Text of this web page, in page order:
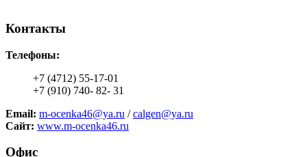
Контакты
Телефоны:
+7 (4712) 55-17-01
+7 (910) 740- 82- 31
Email: m-ocenka46@ya.ru /calgen@ya.ru
Сайт: www.m-ocenka46.ru
Офис